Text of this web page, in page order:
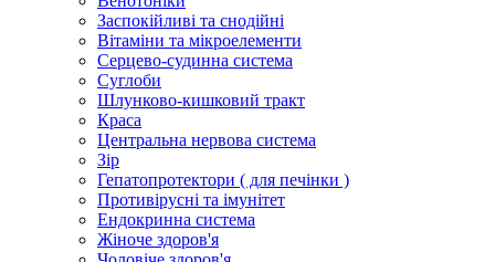
Заспокійливі та снодійні
Вітаміни та мікроелементи
Серцево-судинна система
Суглоби
Шлунково-кишковий тракт
Краса
Центральна нервова система
Зір
Гепатопротектори ( для печінки )
Противірусні та імунітет
Ендокринна система
Жіноче здоров'я